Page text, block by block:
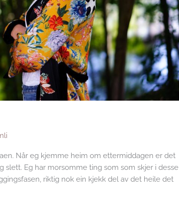
Når eg kjemme heim om ettermiddagen er det
slett. Eg har morsomme ting som som skjer i desse
riktig nok ein kjekk del av det heile det